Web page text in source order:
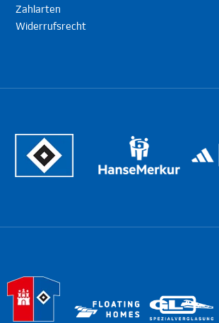
Zahlarten
Widerrufsrecht